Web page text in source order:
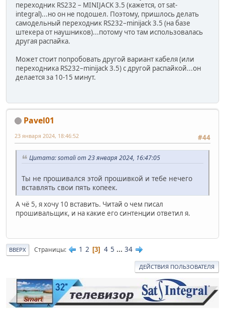
переходник RS232 – MINIJACK 3.5 (кажется, от sat-
integral)...но он не подошел. Поэтому, пришлось делать
самодельный переходник RS232–minijack 3.5 (на базе
штекера от наушников)...потому что там использовалась
другая распайка.
Может стоит попробовать другой вариант кабеля (или
переходника RS232–minijack 3.5) с другой распайкой...он
делается за 10-15 минут.
Pavel01
#44
23 января 2024, 18:46:52
Цитата: somali от 23 января 2024, 16:47:05
Ты не прошивался этой прошивкой и тебе нечего
вставлять свои пять копеек.
А чё 5, я хочу 10 вставить. Читай о чем писал
прошивальщик, и на какие его синтенции ответил я.
ВВЕРХ Страницы 1 2 3 4 5 ... 34
ДЕЙСТВИЯ ПОЛЬЗОВАТЕЛЯ